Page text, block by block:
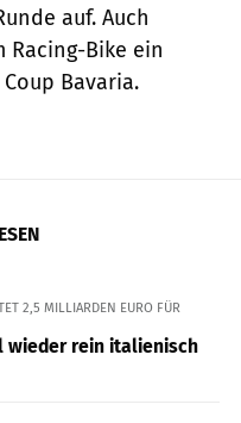
auf. Auch
Racing-Bike ein
Bavaria.
2,5 MILLIARDEN EURO FÜR
wieder rein italienisch